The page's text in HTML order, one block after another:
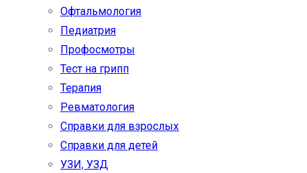
Офтальмология
Педиатрия
Профосмотры
Тест на грипп
Терапия
Ревматология
Справки для взрослых
Справки для детей
УЗИ, УЗД